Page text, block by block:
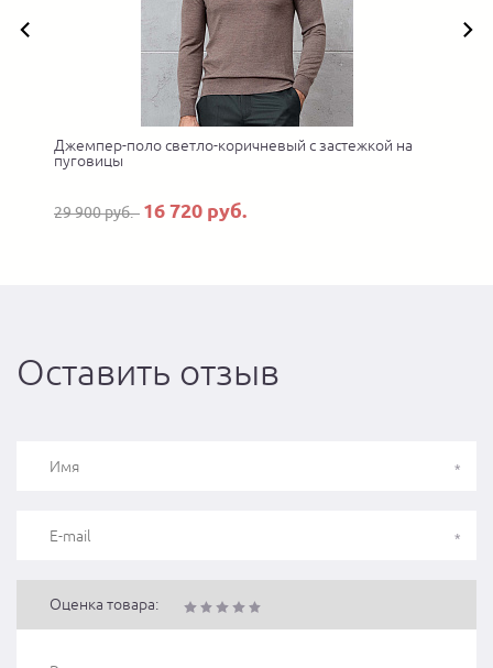
Джемпер-поло светло-коричневый с застежкой на
пуговицы
29 900 руб. 16 720 руб.
Оставить отзыв
Оценка товара: